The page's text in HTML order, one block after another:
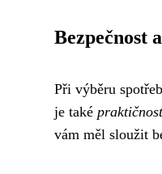
Bezpečnost
Při výběru
je také praktičnost
vám měl sloužit